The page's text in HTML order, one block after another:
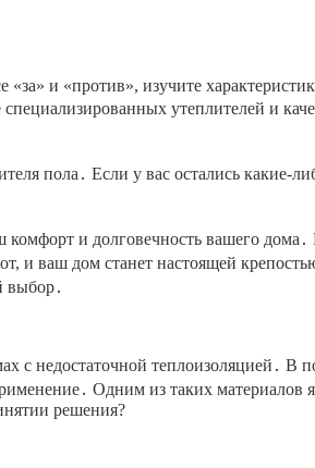
и «против», изучите
утеплителей и
пола․ Если у вас остались какие-
и долговечность вашего
и ваш дом станет настоящей
выбор․
с недостаточной теплоизоляцией․
Одним из таких материалов
решения?